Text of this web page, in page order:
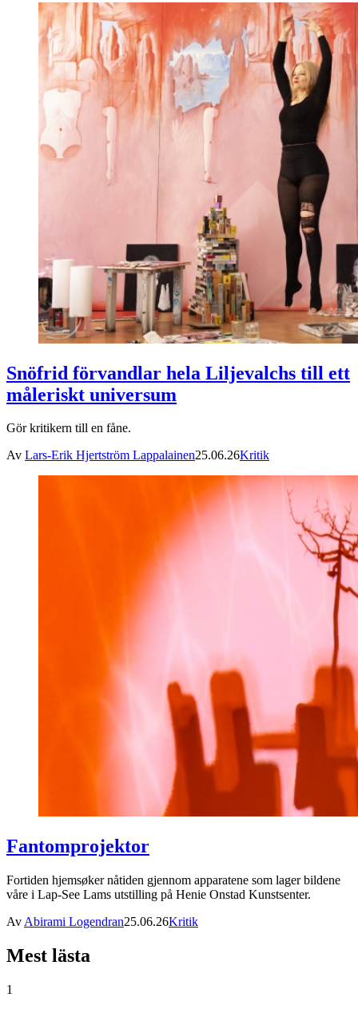
Snöfrid förvandlar hela Liljevalchs till ett
måleriskt universum
Gör kritikern till en fåne.
Av Lars-Erik Hjertström Lappalainen25.06.26Kritik
Fantomprojektor
Fortiden hjemsøker nåtiden gjennom apparatene som lager bildene
våre i Lap-See Lams utstilling på Henie Onstad Kunstsenter.
Av Abirami Logendran25.06.26Kritik
Mest lästa
1